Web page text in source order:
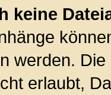
keine
werden.
erlaubt,